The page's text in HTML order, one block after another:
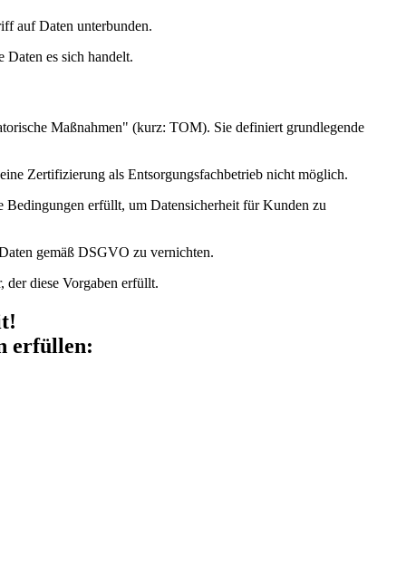
auf Daten unterbunden.
es sich handelt.
Maßnahmen" (kurz: TOM). Sie definiert grundlegende
Zertifizierung als Entsorgungsfachbetrieb nicht möglich.
Bedingungen erfüllt, um Datensicherheit für Kunden zu
gemäß DSGVO zu vernichten.
diese Vorgaben erfüllt.
erfüllen: